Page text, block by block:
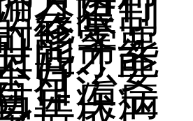
会限制
修复，
能需要
间才能
好，要
目治
止疾病